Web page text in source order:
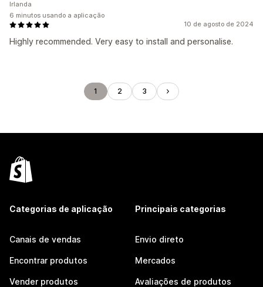
10 de agosto de 2024
Highly recommended. Very easy to install and personalise.
Irlanda
6 minutos usando a aplicação
1 2 3
Categorias de aplicação
Canais de vendas
Encontrar produtos
Vender produtos
Principais categorias
Envio direto
Mercados
Avaliações de produtos